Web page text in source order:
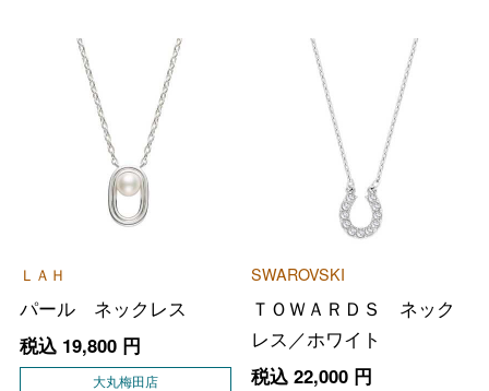
ＬＡＨ
パール ネックレス
税込 19,800円
大丸梅田店
SWAROVSKI
ＴＯＷＡＲＤＳ ネック
レス／ホワイト
税込 22,000円